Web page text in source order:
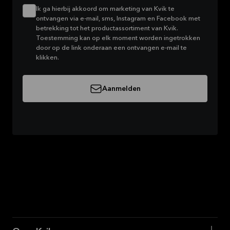
Ik ga hierbij akkoord om marketing van Kvik te
ontvangen via e-mail, sms, Instagram en Facebook met
betrekking tot het productassortiment van Kvik.
Toestemming kan op elk moment worden ingetrokken
door op de link onderaan een ontvangen e-mail te
klikken.
Aanmelden